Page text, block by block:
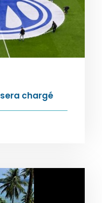
sera chargé